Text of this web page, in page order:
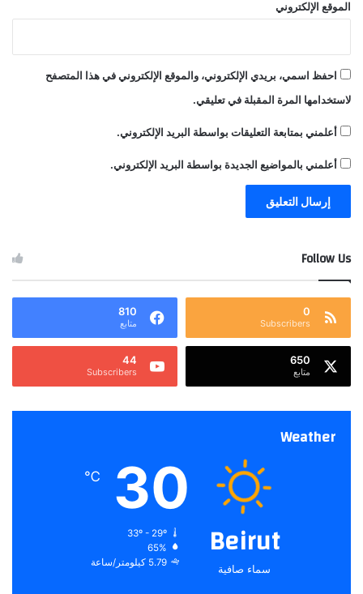
الموقع الإلكتروني
احفظ اسمي، بريدي الإلكتروني، والموقع الإلكتروني في هذا المتصفح
لاستخدامها المرة المقبلة في تعليقي.
أعلمني بمتابعة التعليقات بواسطة البريد الإلكتروني.
أعلمني بالمواضيع الجديدة بواسطة البريد الإلكتروني.
Follow Us
0
Subscribers
810
متابع
650
متابع
44
Subscribers
Weather
Beirut
سماء صافية
30
℃
33º - 29º
65%
5.79 كيلومتر/ساعة